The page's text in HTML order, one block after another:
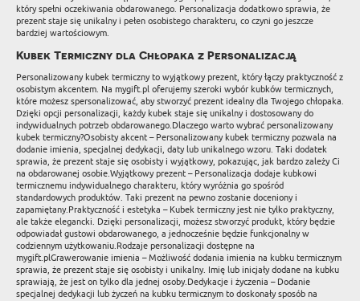
który spełni oczekiwania obdarowanego. Personalizacja dodatkowo sprawia, że
prezent staje się unikalny i pełen osobistego charakteru, co czyni go jeszcze
bardziej wartościowym.
Kubek Termiczny dla Chłopaka z Personalizacją
Personalizowany kubek termiczny to wyjątkowy prezent, który łączy praktyczność z
osobistym akcentem. Na mygift.pl oferujemy szeroki wybór kubków termicznych,
które możesz spersonalizować, aby stworzyć prezent idealny dla Twojego chłopaka.
Dzięki opcji personalizacji, każdy kubek staje się unikalny i dostosowany do
indywidualnych potrzeb obdarowanego.Dlaczego warto wybrać personalizowany
kubek termiczny?Osobisty akcent – Personalizowany kubek termiczny pozwala na
dodanie imienia, specjalnej dedykacji, daty lub unikalnego wzoru. Taki dodatek
sprawia, że prezent staje się osobisty i wyjątkowy, pokazując, jak bardzo zależy Ci
na obdarowanej osobie.Wyjątkowy prezent – Personalizacja dodaje kubkowi
termicznemu indywidualnego charakteru, który wyróżnia go spośród
standardowych produktów. Taki prezent na pewno zostanie doceniony i
zapamiętany.Praktyczność i estetyka – Kubek termiczny jest nie tylko praktyczny,
ale także elegancki. Dzięki personalizacji, możesz stworzyć produkt, który będzie
odpowiadał gustowi obdarowanego, a jednocześnie będzie funkcjonalny w
codziennym użytkowaniu.Rodzaje personalizacji dostępne na
mygift.plGrawerowanie imienia – Możliwość dodania imienia na kubku termicznym
sprawia, że prezent staje się osobisty i unikalny. Imię lub inicjały dodane na kubku
sprawiają, że jest on tylko dla jednej osoby.Dedykacje i życzenia – Dodanie
specjalnej dedykacji lub życzeń na kubku termicznym to doskonały sposób na